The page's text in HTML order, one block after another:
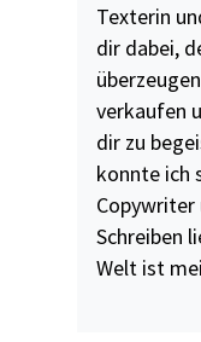
Texterin
dir dabei,
verkaufen
dir zu
konnte ich
Copywriter
Schreiben
Welt ist